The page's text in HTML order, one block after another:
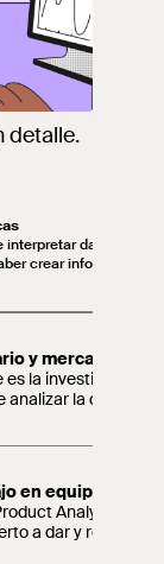
detalle.
datos
crear informes
y mercado
la investigación
analizar la
en equipo
Analyst
a dar y recibir